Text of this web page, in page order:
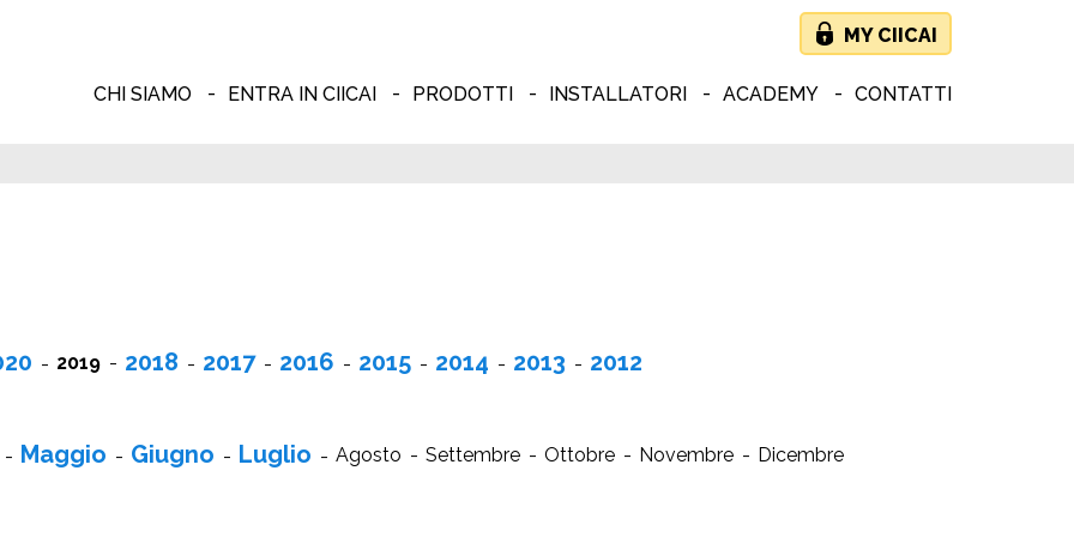
MY CIICAI
CHI SIAMO ENTRA IN CIICAI PRODOTTI INSTALLATORI ACADEMY CONTATTI
2019 2018 2017 2016 2015 2014 2013 2012
Maggio Giugno Luglio Agosto Settembre Ottobre Novembre Dicembre